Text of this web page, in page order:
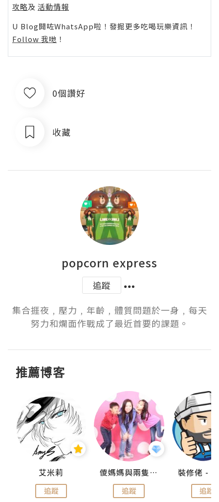
攻略及 活動情報
U Blog開咗WhatsApp啦！發掘更多吃喝玩樂資訊！
Follow 我哋 ！
0個讚好
收藏
popcorn express
追蹤
集合捱夜﹐壓力﹐年齡﹐體質問題於一身﹐每天
努力和爛面作戰成了最近首要的課題。
推薦博客
艾米莉
追蹤
儍媽媽與兩隻小魔怪之家
追蹤 追蹤